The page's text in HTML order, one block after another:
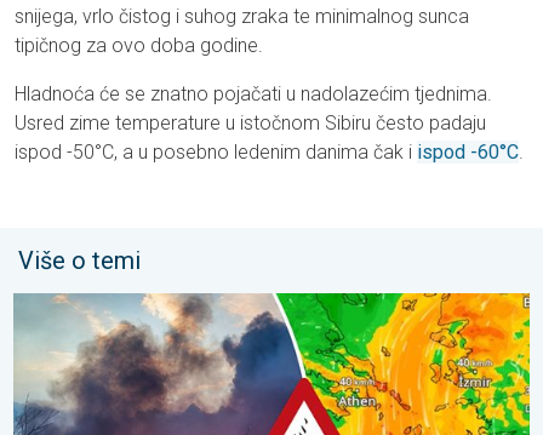
snijega, vrlo čistog i suhog zraka te minimalnog sunca
tipičnog za ovo doba godine.
Hladnoća će se znatno pojačati u nadolazećim tjednima.
Usred zime temperature u istočnom Sibiru često padaju
ispod -50°C, a u posebno ledenim danima čak i ispod -60°C.
Više o temi
Olujni vjetar rasplamsava vatru. Vruće i jak vjetar. . . petak, 31.